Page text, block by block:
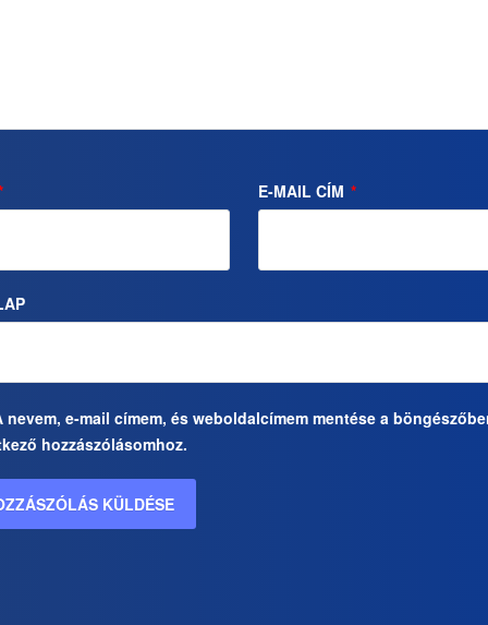
E-MAIL CÍM *
nevem, e-mail címem, és weboldalcímem mentése a
hozzászólásomhoz.